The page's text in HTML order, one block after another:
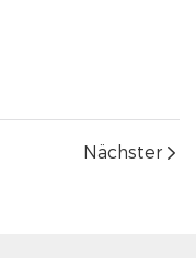
Nächster